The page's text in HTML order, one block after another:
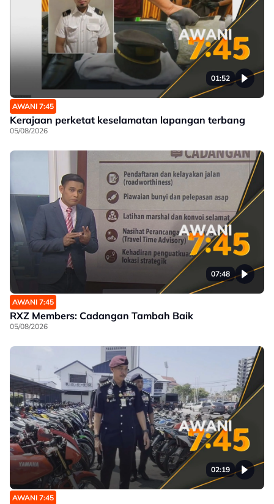
01:52
AWANI 7:45
Kerajaan perketat keselamatan lapangan terbang
05/08/2026
07:48
AWANI 7:45
RXZ Members: Cadangan Tambah Baik
05/08/2026
02:19
AWANI 7:45